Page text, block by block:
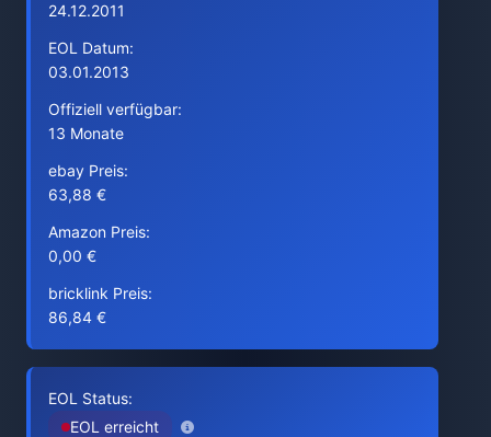
24.12.2011
EOL Datum:
03.01.2013
Offiziell verfügbar:
13 Monate
ebay Preis:
63,88 €
Amazon Preis:
0,00 €
bricklink Preis:
86,84 €
EOL Status:
EOL erreicht